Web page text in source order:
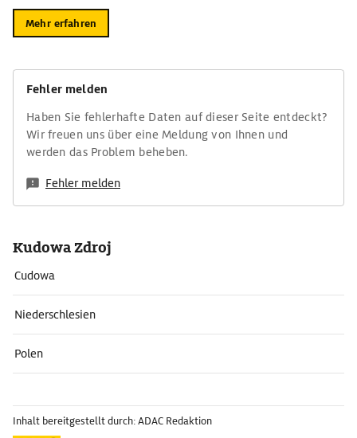
Mehr erfahren
Fehler melden
Haben Sie fehlerhafte Daten auf dieser Seite entdeckt?
Wir freuen uns über eine Meldung von Ihnen und
werden das Problem beheben.
Fehler melden
Kudowa Zdroj
Cudowa
Niederschlesien
Polen
Inhalt bereitgestellt durch: ADAC Redaktion